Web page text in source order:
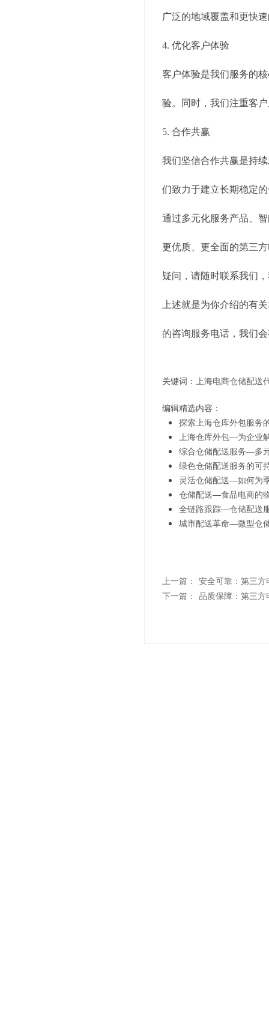
广泛的地域覆盖和更快
4. 优化客户体验
客户体验是我们服务的
验。同时，我们注重客
5. 合作共赢
我们坚信合作共赢是持
们致力于建立长期稳定
通过多元化服务产品、
更优质、更全面的第三
疑问，请随时联系我们
上述就是为你介绍的有
的咨询服务电话，我们
关键词： 上海电商仓储配
编辑精选内容：
探索上海仓库外包服务
上海仓库外包—为企业
综合仓储配送服务—多
绿色仓储配送服务的可
灵活仓储配送—如何为
仓储配送—食品电商的
全链路跟踪—仓储配送
城市配送革命—微型仓
上一篇：
安全可靠：第三方
下一篇：
品质保障：第三方